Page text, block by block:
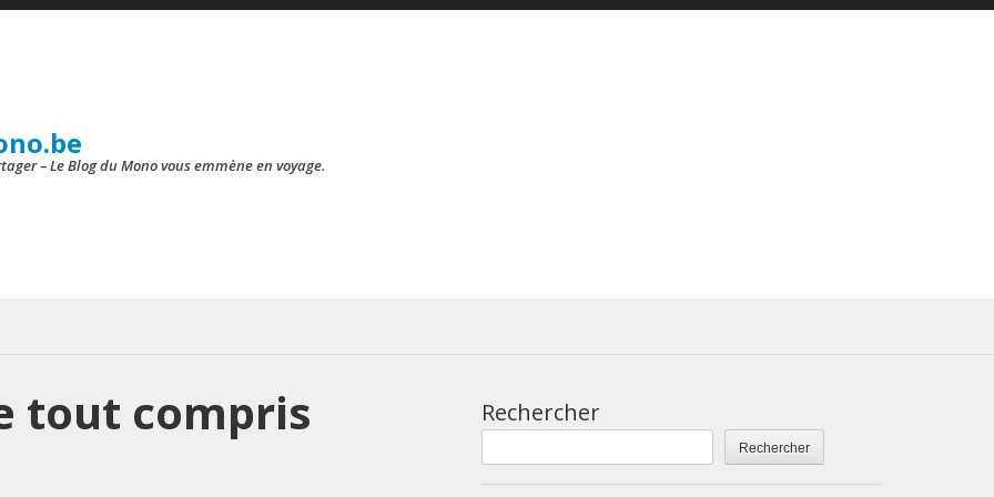
– Le Blog du Mono vous emmène en voyage.
tout compris Rechercher
Rechercher